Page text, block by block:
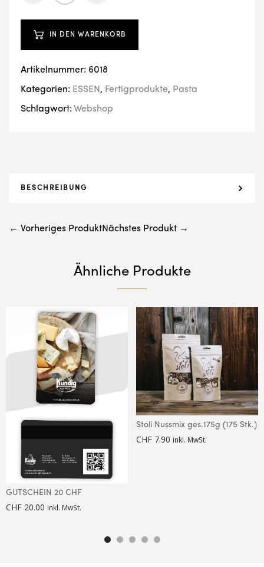
IN DEN WARENKORB
Artikelnummer: 6018
Kategorien: ESSEN , Fertigprodukte, Pasta
Schlagwort: Webshop
BESCHREIBUNG
← Vorheriges ProduktNächstes Produkt →
Ähnliche Produkte
GUTSCHEIN 20 CHF
CHF 20.00 inkl. MwSt.
Stoli Nussmix ges.175g (175 Stk.)
CHF 7.90 inkl. MwSt.